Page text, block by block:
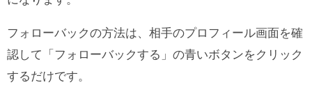
フォローバックの方法は、相手のプロフィール画面を確
認して「フォローバックする」の青いボタンをクリック
するだけです。